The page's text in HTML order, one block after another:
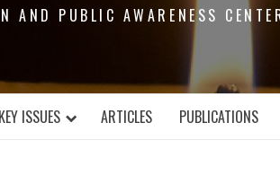
AND PUBLIC AWARENESS
KEY ISSUES ARTICLES PUBLICATIONS